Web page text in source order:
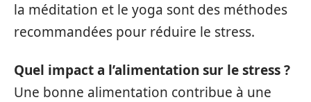
la méditation et le yoga sont des méthodes
recommandées pour réduire le stress.
Quel impact a l’alimentation sur le stress ?
Une bonne alimentation contribue à une